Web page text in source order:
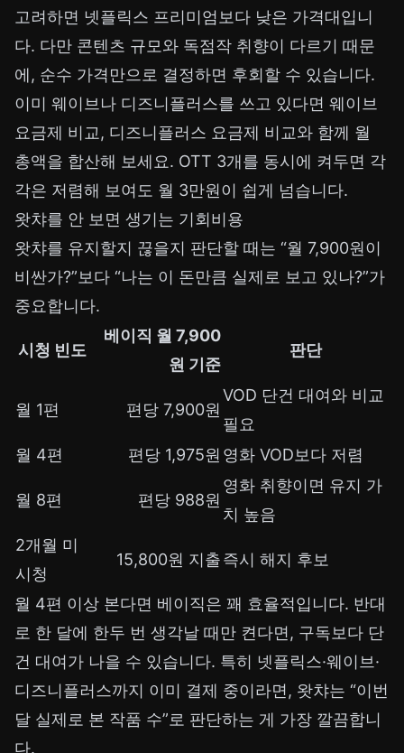
고려하면 넷플릭스 프리미엄보다 낮은 가격대입니
다. 다만 콘텐츠 규모와 독점작 취향이 다르기 때문
에, 순수 가격만으로 결정하면 후회할 수 있습니다.
이미 웨이브나 디즈니플러스를 쓰고 있다면 웨이브
요금제 비교, 디즈니플러스 요금제 비교와 함께 월
총액을 합산해 보세요. OTT 3개를 동시에 켜두면 각
각은 저렴해 보여도 월 3만원이 쉽게 넘습니다.
왓챠를 안 보면 생기는 기회비용
왓챠를 유지할지 끊을지 판단할 때는 “월 7,900원이
비싼가?”보다 “나는 이 돈만큼 실제로 보고 있나?”가
중요합니다.
시청 빈도
베이직 월 7,900
원 기준
판단
월 1편 편당 7,900원
VOD 단건 대여와 비교
필요
월 4편
편당 1,975원 영화 VOD보다 저렴
월 8편 편당 988원
영화 취향이면 유지 가
치 높음
2개월 미
시청
15,800원 지출즉시 해지 후보
월 4편 이상 본다면 베이직은 꽤 효율적입니다. 반대
로 한 달에 한두 번 생각날 때만 켠다면, 구독보다 단
건 대여가 나을 수 있습니다. 특히 넷플릭스·웨이브·
디즈니플러스까지 이미 결제 중이라면, 왓챠는 “이번
달 실제로 본 작품 수”로 판단하는 게 가장 깔끔합니
다.